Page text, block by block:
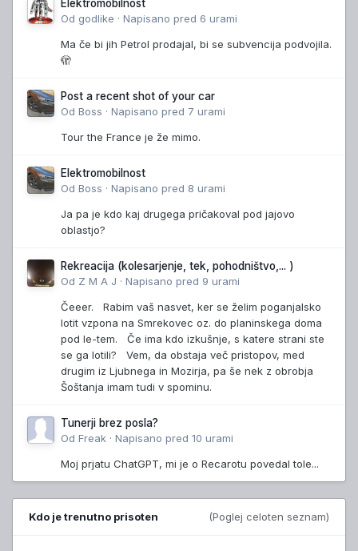
Elektromobilnost
Od godlike · Napisano pred 6 urami
Ma če bi jih Petrol prodajal, bi se subvencija podvojila.
🫣
Post a recent shot of your car
Od Boss · Napisano pred 7 urami
Tour the France je že mimo.
Elektromobilnost
Od Boss · Napisano pred 8 urami
Ja pa je kdo kaj drugega pričakoval pod jajovo
oblastjo?
Rekreacija (kolesarjenje, tek, pohodništvo,... )
Od Z M A J · Napisano pred 9 urami
Čeeer. Rabim vaš nasvet, ker se želim poganjalsko
lotit vzpona na Smrekovec oz. do planinskega doma
pod le-tem. Če ima kdo izkušnje, s katere strani ste
se ga lotili? Vem, da obstaja več pristopov, med
drugim iz Ljubnega in Mozirja, pa še nek z obrobja
Šoštanja imam tudi v spominu.
Tunerji brez posla?
Od Freak · Napisano pred 10 urami
Moj prjatu ChatGPT, mi je o Recarotu povedal tole...
Kdo je trenutno prisoten (Poglej celoten seznam)